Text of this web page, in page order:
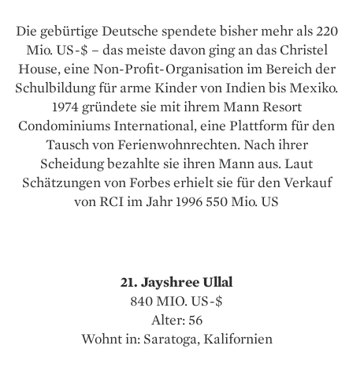
Die gebürtige Deutsche spendete bisher mehr als 220
Mio. US-$ – das meiste davon ging an das Christel
House, eine Non-Profit-Organisation im Bereich der
Schulbildung für arme Kinder von Indien bis Mexiko.
1974 gründete sie mit ihrem Mann Resort
Condominiums International, eine Plattform für den
Tausch von Ferienwohnrechten. Nach ihrer
Scheidung bezahlte sie ihren Mann aus. Laut
Schätzungen von Forbes erhielt sie für den Verkauf
von RCI im Jahr 1996 550 Mio. US
21. Jayshree Ullal
840 MIO. US-$
Alter: 56
Wohnt in: Saratoga, Kalifornien